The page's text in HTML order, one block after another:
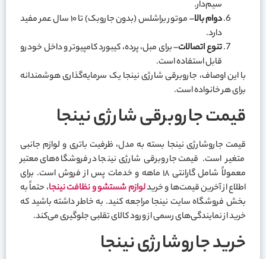
سیم‌دار.
دوام بالا
– موتور براشلس (بدون جاروبک) تا ۱۰ سال عمر مفید
دارد.
تنوع اتصالات– برای مبل، پرده، کیبورد کامپیوتر و داخل خودرو
قابل استفاده است.
با این اوصاف، جاروبرقی شارژی نینجا یک سرمایه‌گذاری هوشمندانه
برای هر خانواده است.
قیمت جاروبرقی شارژی نینجا
قیمت جاروشارژی نینجا بسته به مدل، ظرفیت باتری و لوازم جانبی
متغیر است. قیمت جاروبرقی شارژی نینجا در فروشگاه‌های معتبر
معمولاً شامل گارانتی ۱۸ ماهه و خدمات پس از فروش است. برای
اطلاع از آخرین قیمت‌ها و خریدلوازم شستشو و نظافت نینجا، حتماً به
بخش فروشگاه سایت نینجا مراجعه کنید. به خاطر داشته باشید که
خرید از نمایندگی‌های رسمی از ورود کالای تقلبی جلوگیری می‌کند.
خرید جاروشارژی نینجا